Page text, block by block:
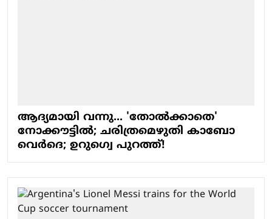
ആദ്യമായി വന്നു... 'തോല്‍ക്കാതെ'
നോക്കൗട്ടില്‍; ചരിത്രമെഴുതി കാബോ
വെര്‍ദെ; ഉറുഗ്വെ പുറത്ത്!